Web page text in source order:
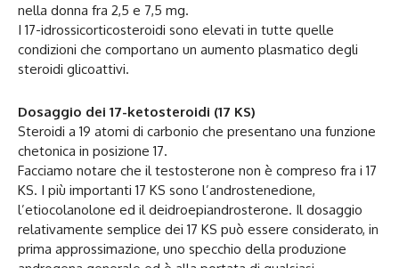
nella donna fra 2,5 e 7,5 mg.
I 17-idrossicorticosteroidi sono elevati in tutte quelle
condizioni che comportano un aumento plasmatico degli
steroidi glicoattivi.
Dosaggio dei 17-ketosteroidi (17 KS)
Steroidi a 19 atomi di carbonio che presentano una funzione
chetonica in posizione 17.
Facciamo notare che il testosterone non è compreso fra i 17
KS. I più importanti 17 KS sono l’androstenedione,
l’etiocolanolone ed il deidroepiandrosterone. Il dosaggio
relativamente semplice dei 17 KS può essere considerato, in
prima approssimazione, uno specchio della produzione